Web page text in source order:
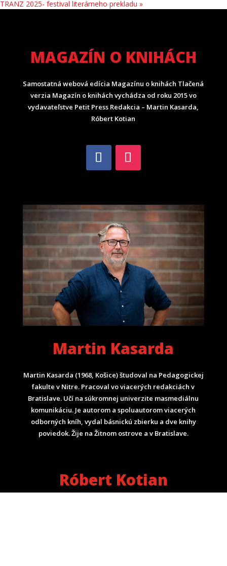
TRANZ 2025- festival literárneho prekladu »
MAGAZÍN O KNIHÁCH
Samostatná webová edícia Magazínu o knihách Tlačená
verzia Magazín o knihách vychádza od roku 2015 vo
vydavateľstve Petit Press Redakcia – Martin Kasarda,
Róbert Kotian
Martin Kasarda
Martin Kasarda (1968, Košice) študoval na Pedagogickej
fakulte v Nitre. Pracoval vo viacerých redakciách v
Bratislave. Učí na súkromnej univerzite masmediálnu
komunikáciu. Je autorom a spoluautorom viacerých
odborných kníh, vydal básnickú zbierku a dve knihy
poviedok. Žije na Žitnom ostrove a v Bratislave.
Róbert Kotian